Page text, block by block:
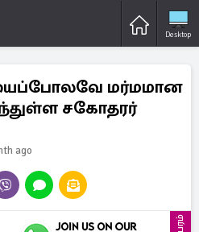
Desktop
மர்மமான
சகோதரர்
ago